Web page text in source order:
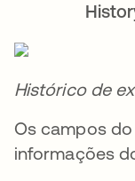
Histórico de
Os campos
informações